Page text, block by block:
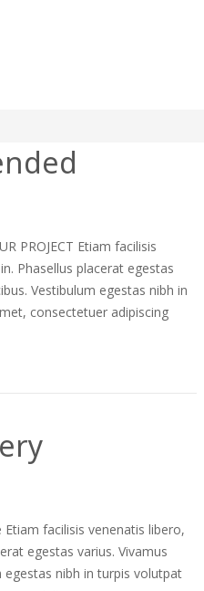
PROJECT Etiam facilisis
Phasellus placerat egestas
Vestibulum egestas nibh in
consectetuer adipiscing
facilisis venenatis libero,
egestas varius. Vivamus
egestas nibh in turpis volutpat